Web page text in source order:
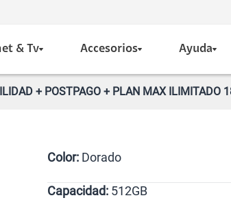
& Tv Accesorios Ayuda
+ POSTPAGO + PLAN MAX ILIMITADO
Color: Dorado
Capacidad: 512GB